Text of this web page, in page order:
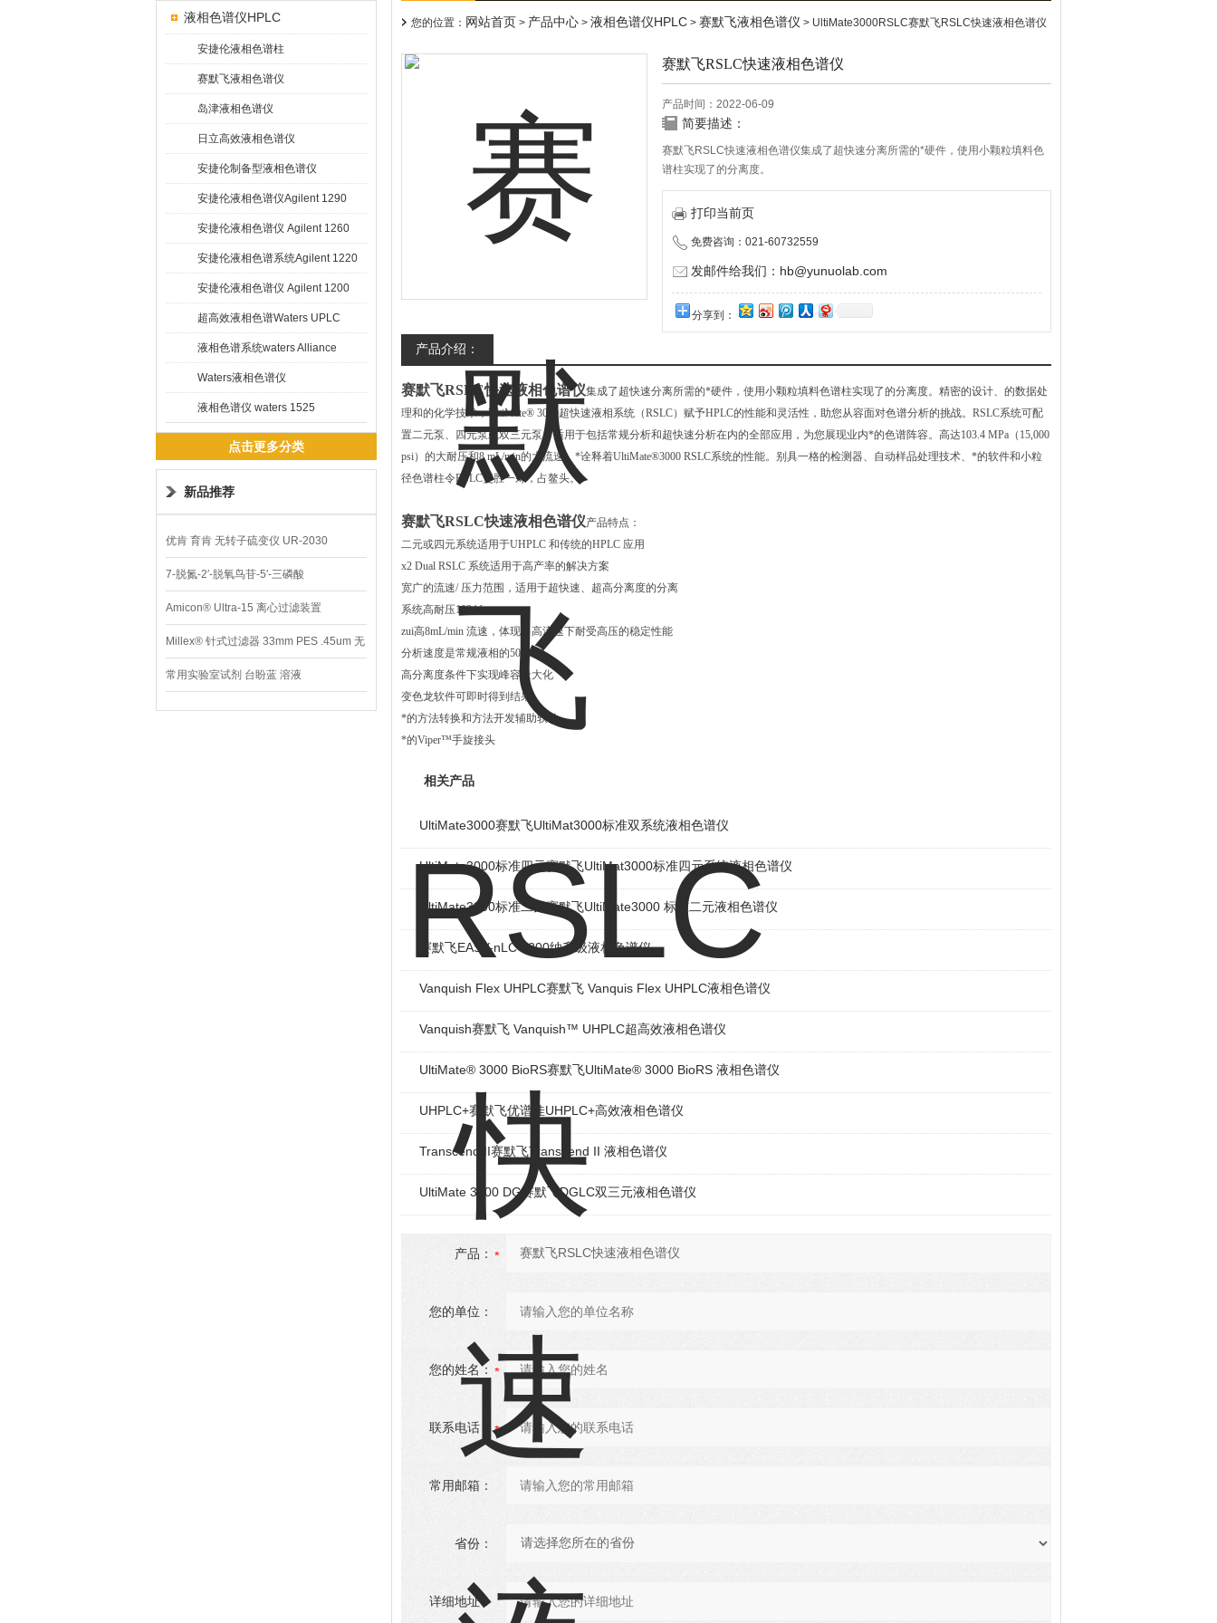
液相色谱仪HPLC
安捷伦液相色谱柱
赛默飞液相色谱仪
岛津液相色谱仪
日立高效液相色谱仪
安捷伦制备型液相色谱仪
安捷伦液相色谱仪Agilent 1290
Infinity
安捷伦液相色谱仪 Agilent 1260
Infinity
安捷伦液相色谱系统Agilent 1220
Infinity
安捷伦液相色谱仪 Agilent 1200
超高效液相色谱Waters UPLC
液相色谱系统waters Alliance
HPLC
Waters液相色谱仪
液相色谱仪 waters 1525
点击更多分类
新品推荐
优肯 育肯 无转子硫变仪 UR-2030
7-脱氮-2′-脱氧鸟苷-5′-三磷酸
Amicon® Ultra-15 离心过滤装置
Millex® 针式过滤器 33mm PES .45um 无
菌
常用实验室试剂 台盼蓝 溶液
您的位置： 网站首页 > 产品中心 > 液相色谱仪HPLC > 赛默飞液相色谱仪 > UltiMate3000RSLC赛默飞RSLC快速液相色谱仪
赛默飞RSLC快速液相色谱仪
产品时间：2022-06-09
简要描述：
赛默飞RSLC快速液相色谱仪集成了超快速分离所需的*硬件，使用小颗粒填料色
谱柱实现了的分离度。
打印当前页
免费咨询：021-60732559
发邮件给我们：hb@yunuolab.com
分享到：
产品介绍：
赛默飞RSLC快速液相色谱仪集成了超快速分离所需的*硬件，使用小颗粒填料色谱柱实现了的分离度。精密的设计、的数据处
理和的化学技术，UltiMate® 3000超快速液相系统（RSLC）赋予HPLC的性能和灵活性，助您从容面对色谱分析的挑战。RSLC系统可配
置二元泵、四元泵或双三元泵，适用于包括常规分析和超快速分析在内的全部应用，为您展现业内*的色谱阵容。高达103.4 MPa（15,000
psi）的大耐压和8 mL/min的大流速，*诠释着UltiMate®3000 RSLC系统的性能。别具一格的检测器、自动样品处理技术、*的软件和小粒
径色谱柱令RSLC更胜一筹，占鳌头。
赛默飞RSLC快速液相色谱仪产品特点：
二元或四元系统适用于UHPLC 和传统的HPLC 应用
x2 Dual RSLC 系统适用于高产率的解决方案
宽广的流速/ 压力范围，适用于超快速、超高分离度的分离
系统高耐压1034 bar
zui高8mL/min 流速，体现出高流速下耐受高压的稳定性能
分析速度是常规液相的50倍
高分离度条件下实现峰容量大化
变色龙软件可即时得到结果
*的方法转换和方法开发辅助软件
*的Viper™手旋接头
相关产品
UltiMate3000赛默飞UltiMat3000标准双系统液相色谱仪
UltiMate3000标准四元赛默飞UltiMat3000标准四元系统液相色谱仪
UltiMate3000标准二元赛默飞UltiMate3000 标准二元液相色谱仪
赛默飞EASY-nLC 1200纳升级液相色谱仪
Vanquish Flex UHPLC赛默飞 Vanquis Flex UHPLC液相色谱仪
Vanquish赛默飞 Vanquish™ UHPLC超高效液相色谱仪
UltiMate® 3000 BioRS赛默飞UltiMate® 3000 BioRS 液相色谱仪
UHPLC+赛默飞优谱佳UHPLC+高效液相色谱仪
Transcend II赛默飞Transcend II 液相色谱仪
UltiMate 3000 DG赛默飞DGLC双三元液相色谱仪
产品：
您的单位：
您的姓名：
联系电话：
常用邮箱：
省份：
详细地址：